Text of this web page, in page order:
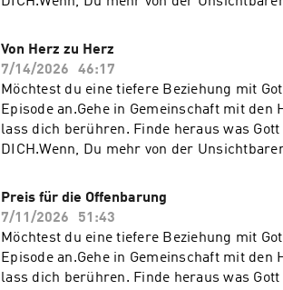
und fördern. Lass dich berühren!Du
unter der Gebetshotline +49 (0) 6221 - 41
YouTube Channel: https://
Von Herz zu Herz
7/14/2026
46:17
Möchtest du eine tiefere Beziehung mit
Episode an.Gehe in Gemeinschaft mit den
lass dich berühren. Finde heraus was
DICH.Wenn, Du mehr von der
und fördern. Lass dich berühren!Du
unter der Gebetshotline +49 (0) 6221 - 41
YouTube Channel: https://
Preis für die Offenbarung
7/11/2026
51:43
Möchtest du eine tiefere Beziehung mit
Episode an.Gehe in Gemeinschaft mit den
lass dich berühren. Finde heraus was